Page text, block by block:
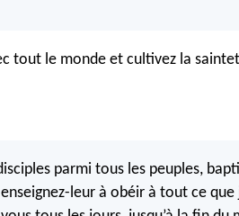
tout le monde et cultivez la
parmi tous les peuples,
leur à obéir à tout ce que